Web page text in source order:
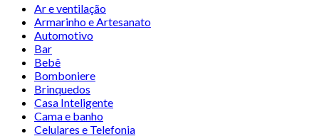
Ar e ventilação
Armarinho e Artesanato
Automotivo
Bar
Bebê
Bomboniere
Brinquedos
Casa Inteligente
Cama e banho
Celulares e Telefonia